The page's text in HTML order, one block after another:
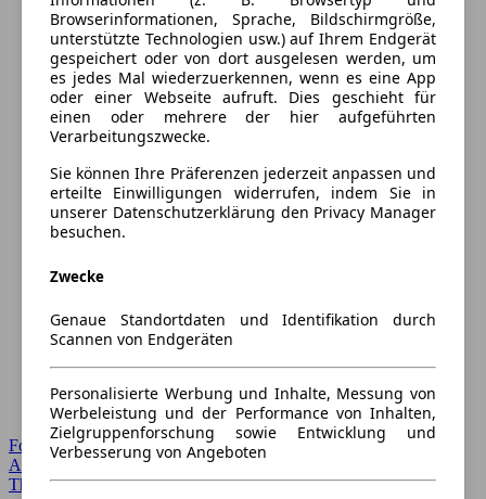
Forum Startseite
Alle Auto-Foren
Themen-Forum
Browserinformationen, Sprache, Bildschirmgröße,
unterstützte Technologien usw.) auf Ihrem Endgerät
gespeichert oder von dort ausgelesen werden, um
es jedes Mal wiederzuerkennen, wenn es eine App
oder einer Webseite aufruft. Dies geschieht für
einen oder mehrere der hier aufgeführten
Verarbeitungszwecke.
Sie können Ihre Präferenzen jederzeit anpassen und
erteilte Einwilligungen widerrufen, indem Sie in
unserer Datenschutzerklärung den Privacy Manager
besuchen.
Zwecke
Genaue Standortdaten und Identifikation durch
Scannen von Endgeräten
Personalisierte Werbung und Inhalte, Messung von
Werbeleistung und der Performance von Inhalten,
Zielgruppenforschung sowie Entwicklung und
Verbesserung von Angeboten